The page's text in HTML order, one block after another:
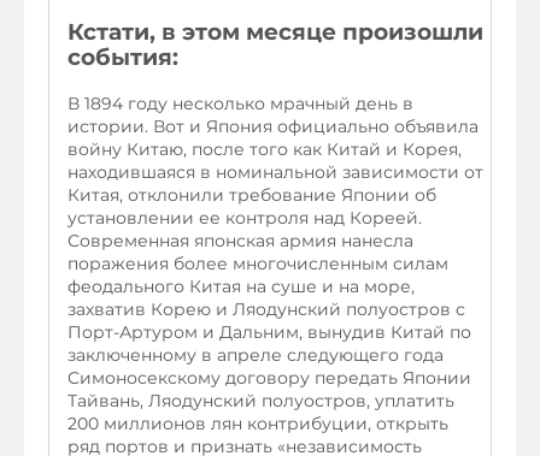
Кстати, в этом месяце произошли
события:
В 1894 году несколько мрачный день в
истории. Вот и Япония официально объявила
войну Китаю, после того как Китай и Корея,
находившаяся в номинальной зависимости от
Китая, отклонили требование Японии об
установлении ее контроля над Кореей.
Современная японская армия нанесла
поражения более многочисленным силам
феодального Китая на суше и на море,
захватив Корею и Ляодунский полуостров с
Порт-Артуром и Дальним, вынудив Китай по
заключенному в апреле следующего года
Симоносекскому договору передать Японии
Тайвань, Ляодунский полуостров, уплатить
200 миллионов лян контрибуции, открыть
ряд портов и признать «независимость